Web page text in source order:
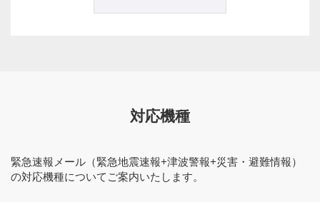
緊急速報メール（緊急地震速報+津波警報+災害・避難
情報）に対応する機種
お買い上げ時の設定は「利用する」になっています。「緊急
速報メール」アプリケーションの受信設定から「利用する／
対応機種
緊急速報メール（緊急地震速報+津波警報+災害・避難情報）
の対応機種についてご案内いたします。